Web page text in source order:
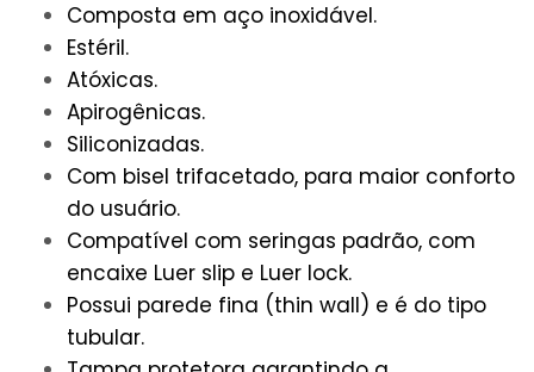
Composta em aço inoxidável.
Estéril.
Atóxicas.
Apirogênicas.
Siliconizadas.
Com bisel trifacetado, para maior conforto
do usuário.
Compatível com seringas padrão, com
encaixe Luer slip e Luer lock.
Possui parede fina (thin wall) e é do tipo
tubular.